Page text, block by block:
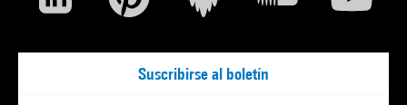
Suscribirse al boletín